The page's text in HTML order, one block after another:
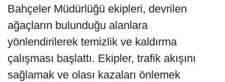
Bahçeler Müdürlüğü ekipleri, devrilen
ağaçların bulunduğu alanlara
yönlendirilerek temizlik ve kaldırma
çalışması başlattı. Ekipler, trafik akışını
sağlamak ve olası kazaları önlemek